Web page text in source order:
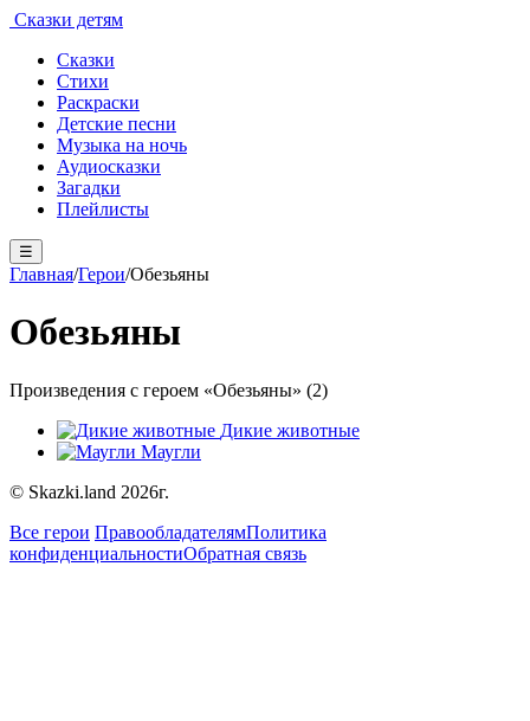
Сказки детям
Сказки
Стихи
Раскраски
Детские песни
Музыка на ночь
Аудиосказки
Загадки
Плейлисты
☰
Главная/Герои/Обезьяны
Обезьяны
Произведения с героем «Обезьяны» (2)
Дикие животные
Маугли
© Skazki.land 2026г.
Все герои ПравообладателямПолитика
конфиденциальностиОбратная связь